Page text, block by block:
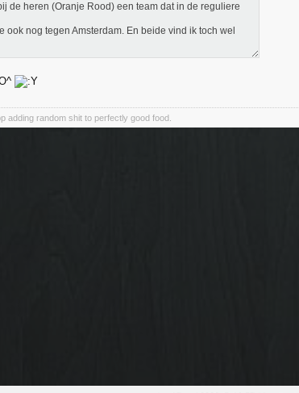
de heren (Oranje Rood) een team dat in de reguliere
nog tegen Amsterdam. En beide vind ik toch wel
adding random shit to perfectly good food.